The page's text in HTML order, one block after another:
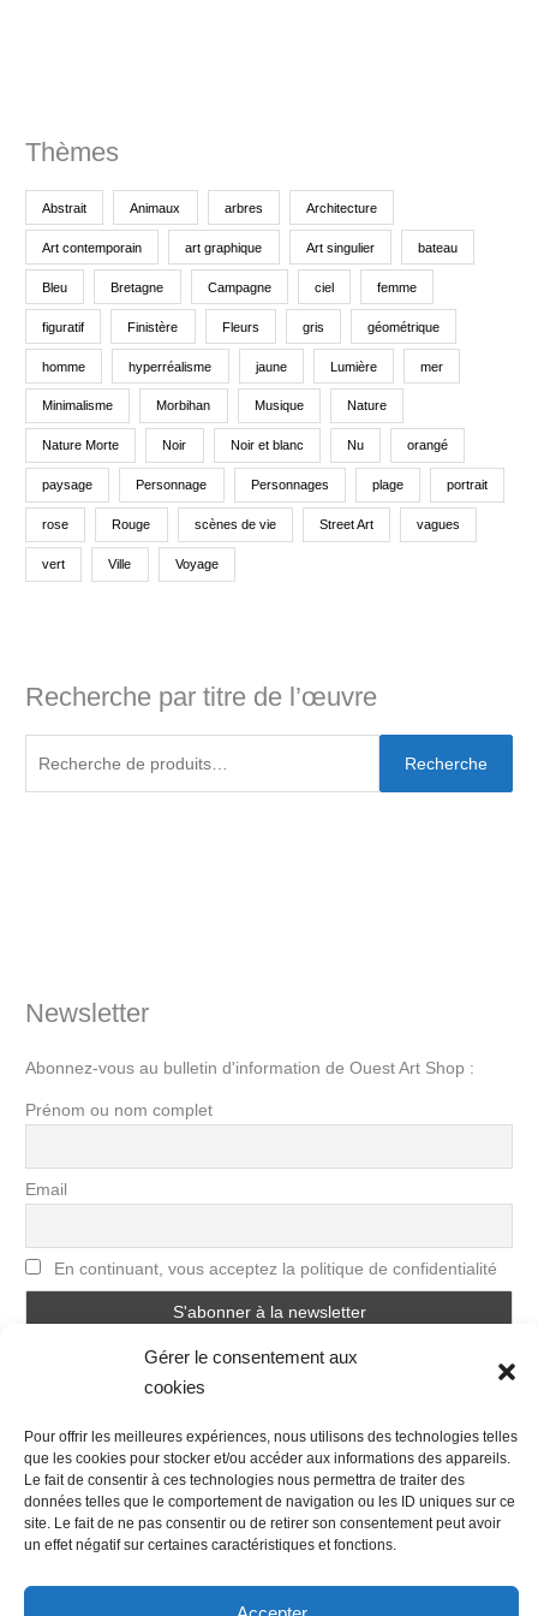
Gérer le consentement aux
cookies
Pour offrir les meilleures expériences, nous utilisons des technologies telles
que les cookies pour stocker et/ou accéder aux informations des appareils.
Le fait de consentir à ces technologies nous permettra de traiter des
données telles que le comportement de navigation ou les ID uniques sur ce
site. Le fait de ne pas consentir ou de retirer son consentement peut avoir
un effet négatif sur certaines caractéristiques et fonctions.
Thèmes
Abstrait Animaux arbres Architecture
Art contemporain art graphique Art singulier bateau
Bleu Bretagne Campagne ciel femme
figuratif Finistère Fleurs gris géométrique
homme hyperréalisme jaune Lumière mer
Minimalisme Morbihan Musique Nature
Nature Morte Noir Noir et blanc Nu orangé
paysage Personnage Personnages plage portrait
rose Rouge scènes de vie Street Art vagues
vert Ville Voyage
Recherche par titre de l’œuvre
Recherche
Newsletter
Abonnez-vous au bulletin d'information de Ouest Art Shop :
Prénom ou nom complet
Email
En continuant, vous acceptez la politique de confidentialité
Nous contacter
Conditions Générales de Ventes
Politique de confidentialité
Mentions légales
Mon compte